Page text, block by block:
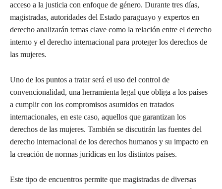
acceso a la justicia con enfoque de género. Durante tres días,
magistradas, autoridades del Estado paraguayo y expertos en
derecho analizarán temas clave como la relación entre el derecho
interno y el derecho internacional para proteger los derechos de
las mujeres.
Uno de los puntos a tratar será el uso del control de
convencionalidad, una herramienta legal que obliga a los países
a cumplir con los compromisos asumidos en tratados
internacionales, en este caso, aquellos que garantizan los
derechos de las mujeres. También se discutirán las fuentes del
derecho internacional de los derechos humanos y su impacto en
la creación de normas jurídicas en los distintos países.
Este tipo de encuentros permite que magistradas de diversas